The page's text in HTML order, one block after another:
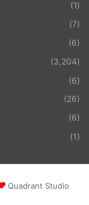
(1)
(7)
(6)
(3,204)
(6)
(26)
(6)
(1)
Quadrant Studio